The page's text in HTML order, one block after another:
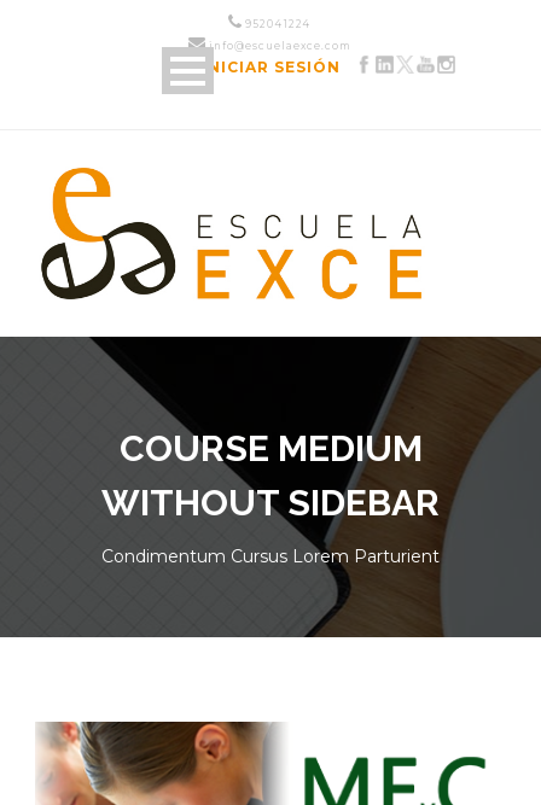
952 04 12 24
info@escuelaexce.com
INICIAR SESIÓN
COURSE MEDIUM
WITHOUT SIDEBAR
Condimentum Cursus Lorem Parturient